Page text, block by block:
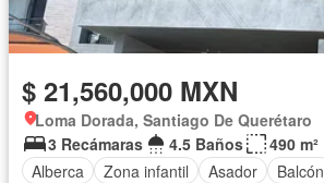
$ 21,560,000 MXN
Loma Dorada, Santiago De Querétaro
3 Recámaras
4.5 Baños
490 m²
Alberca
Zona infantil Asador
Balcón